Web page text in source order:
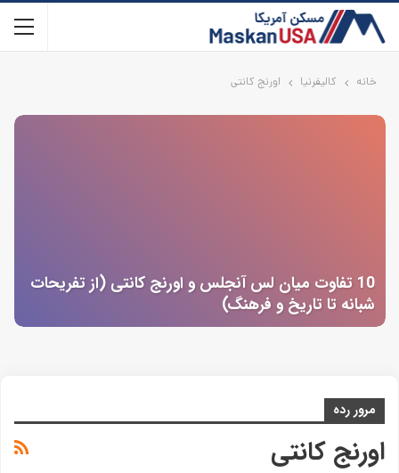
خانه کالیفرنیا اورنج کانتی
10 تفاوت میان لس آنجلس و اورنج کانتی (از تفریحات
شبانه تا تاریخ و فرهنگ)
مرور رده
اورنج کانتی